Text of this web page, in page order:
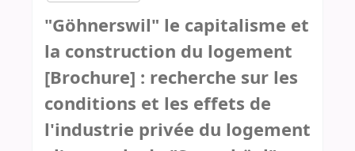
"Göhnerswil" le capitalisme et
la construction du logement
[Brochure] : recherche sur les
conditions et les effets de
l'industrie privée du logement